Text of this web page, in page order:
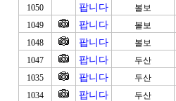
1050
팝니다 볼보
1049
팝니다 볼보
1048
팝니다 볼보
1047
팝니다 두산
1035
팝니다 두산
1034
팝니다 두산